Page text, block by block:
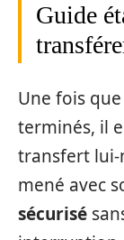
Guide
Une fois
terminés, il
transfert lui-
mené avec
sécurisé